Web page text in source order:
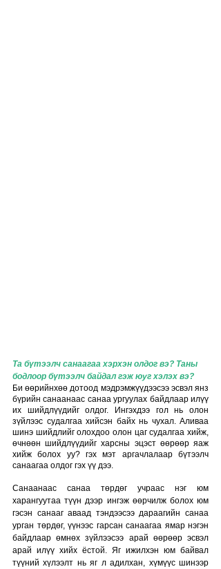
Та бүтээлч санаагаа хэрхэн олдог вэ? Таны
бодлоор бүтээлч байдал гэж юуг хэлэх вэ?
Би өөрийнхөө дотоод мэдрэмжүүдээсээ эсвэл янз
бүрийн санаанаас санаа ургуулах байдлаар илүү
их шийдлүүдийг олдог. Ингэхдээ гол нь олон
зүйлээс судалгаа хийсэн байх нь чухал. Аливаа
шинэ шийдлийг олохдоо олон цаг судалгаа хийж,
өчнөөн шийдлүүдийг харсны эцэст өөрөөр яаж
хийж болох уу? гэх мэт аргачлалаар бүтээлч
санаагаа олдог гэх үү дээ.
Санаанаас санаа төрдөг учраас нэг юм
харангуутаа түүн дээр ингэж өөрчилж болох юм
гэсэн санааг аваад тэндээсээ дараагийн санаа
урган төрдөг, үүнээс гарсан санаагаа ямар нэгэн
байдлаар өмнөх зүйлээсээ арай өөрөөр эсвэл
арай илүү хийх ёстой. Яг ижилхэн юм байвал
түүний хүлээлт нь яг л адилхан, хүмүүс шинээр